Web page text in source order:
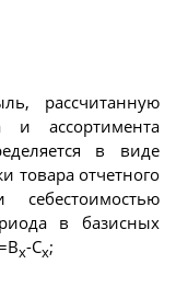
рассчитанную
и ассортимента
в виде
товара отчетного
в базисных
х-Сх;